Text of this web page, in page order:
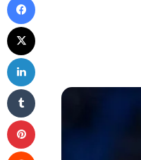
Tumblr